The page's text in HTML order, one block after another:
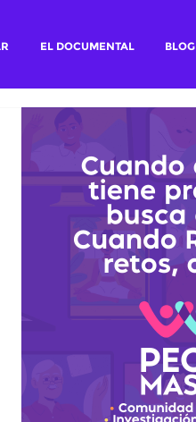
EL DOCUMENTAL BLOG